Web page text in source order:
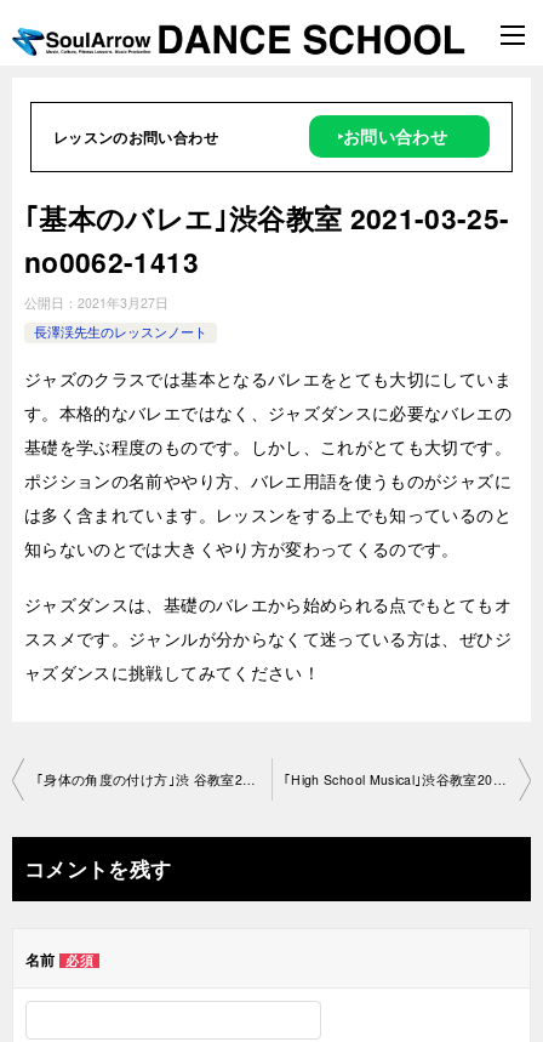
レッスンのお問い合わせ ‣お問い合わせ
｢基本のバレエ｣渋谷教室 2021-03-25-
no0062-1413
公開日： 2021年3月27日
長澤渓先生のレッスンノート
ジャズのクラスでは基本となるバレエをとても大切にしていま
す。本格的なバレエではなく、ジャズダンスに必要なバレエの
基礎を学ぶ程度のものです。しかし、これがとても大切です。
ポジションの名前ややり方、バレエ用語を使うものがジャズに
は多く含まれています。レッスンをする上でも知っているのと
知らないのとでは大きくやり方が変わってくるのです。
ジャズダンスは、基礎のバレエから始められる点でもとてもオ
ススメです。ジャンルが分からなくて迷っている方は、ぜひジ
ャズダンスに挑戦してみてください！
投
ナ
ビ
ー
｢身体の角度の付け方｣渋 谷教室2021-03-20-no0062-1427 ｢High School Musical｣渋谷教室2021-03-25-no0062-1413
コメントを残す
名前 必須